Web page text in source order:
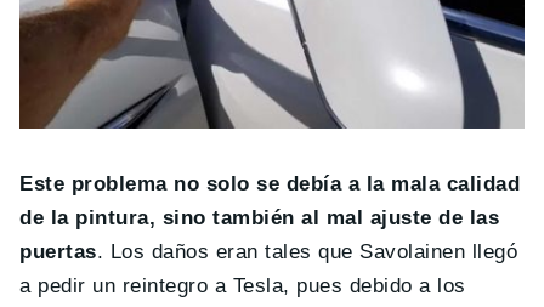
Este problema no solo se debía a la mala calidad
de la pintura, sino también al mal ajuste de las
puertas. Los daños eran tales que Savolainen llegó
a pedir un reintegro a Tesla, pues debido a los